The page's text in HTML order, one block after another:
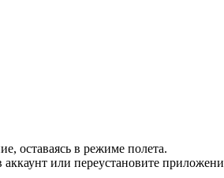
оставаясь в режиме полета.
или переустановите